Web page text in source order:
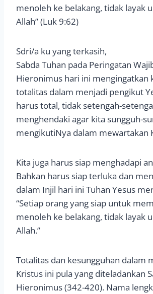
menoleh ke belakang, tidak layak
Allah” (Luk 9:62)
Sdri/a ku yang terkasih,
Sabda Tuhan pada Peringatan
Hieronimus hari ini mengingatkan
totalitas dalam menjadi pengikut
harus total, tidak setengah-
menghendaki agar kita sungguh-
mengikutiNya dalam mewartakan
Kita juga harus siap menghadapi
Bahkan harus siap terluka dan
dalam Injil hari ini Tuhan Yesus
“Setiap orang yang siap untuk
menoleh ke belakang, tidak layak
Allah.”
Totalitas dan kesungguhan dalam
Kristus ini pula yang diteladankan
Hieronimus (342-420). Nama